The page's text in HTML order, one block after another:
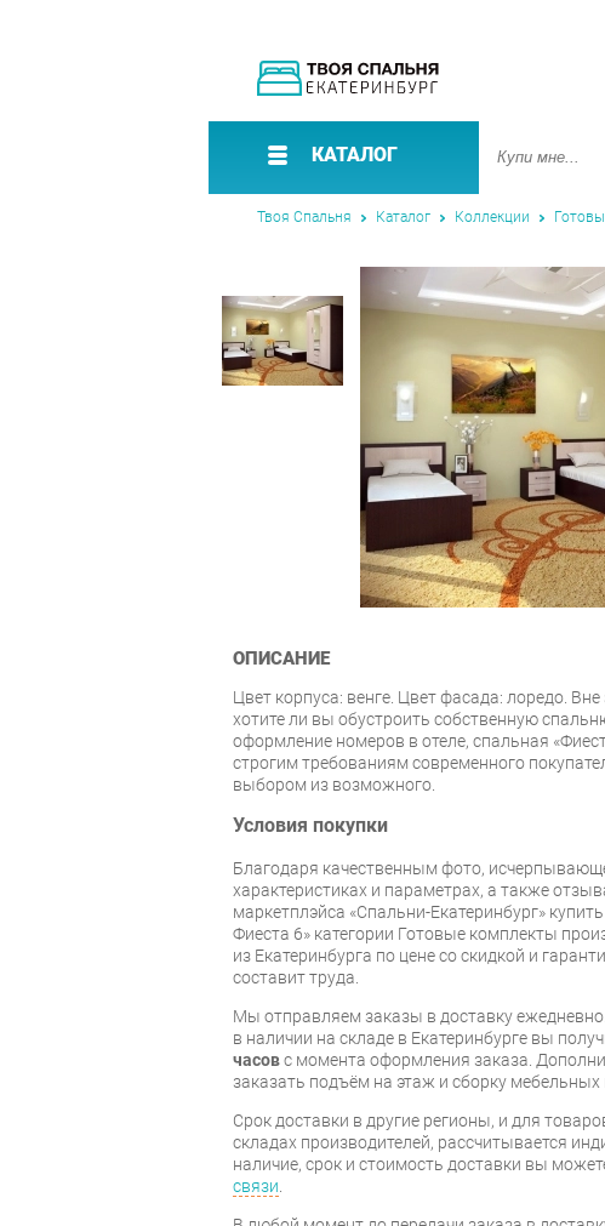
КАТАЛОГ
Твоя Спальня Каталог Коллекции
ОПИСАНИЕ
Цвет корпуса: венге. Цвет фасада: лоредо.
хотите ли вы обустроить собственную
оформление номеров в отеле, спальная
строгим требованиям современного
выбором из возможного.
Условия покупки
Благодаря качественным фото,
характеристиках и параметрах, а также
маркетплэйса «Спальни-Екатеринбург»
Фиеста 6» категории Готовые комплекты
из Екатеринбурга по цене со скидкой и
составит труда.
Мы отправляем заказы в доставку
в наличии на складе в Екатеринбурге вы
часовс момента оформления заказа.
заказать подъём на этаж и сборку мебельных
Срок доставки в другие регионы, и для
складах производителей, рассчитывается
наличие, срок и стоимость доставки вы
связи